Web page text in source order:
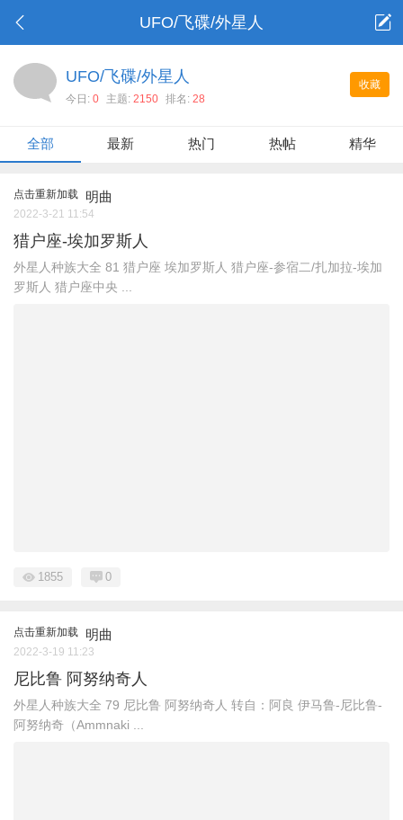
UFO/飞碟/外星人
收藏
UFO/飞碟/外星人
今日: 0 主题: 2150 排名: 28
全部 最新 热门 热帖 精华
点击重新加载 明曲
2022-3-21 11:54
猎户座-埃加罗斯人
外星人种族大全 ​81 猎户座 埃加罗斯人 猎户座-参宿二/扎加拉-埃加
罗斯人 猎户座中央 ...
1855 0
点击重新加载 明曲
2022-3-19 11:23
尼比鲁 阿努纳奇人
外星人种族大全 ​79 尼比鲁 阿努纳奇人 转自：阿良 伊马鲁-尼比鲁-
阿努纳奇（Ammnaki ...